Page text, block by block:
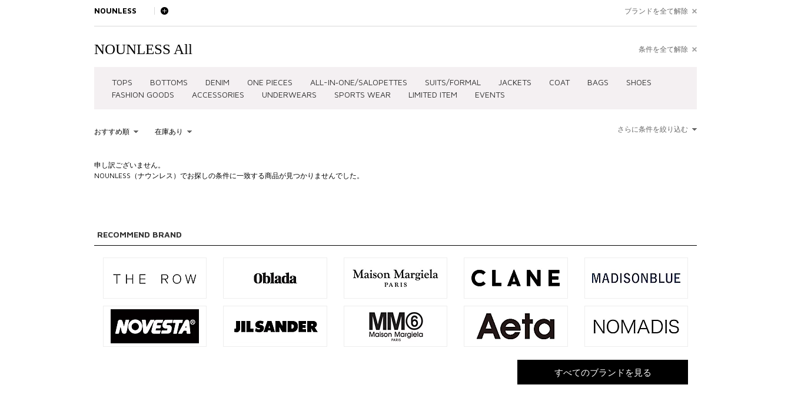
NOUNLESS ブランドを全て解除
NOUNLESS All 条件を全て解除
TOPS BOTTOMS DENIM ONE PIECES ALL-IN‐ONE/SALOPETTES SUITS/FORMAL JACKETS COAT BAGS
SHOES
FASHION GOODS
ACCESSORIES UNDERWEARS SPORTS WEAR LIMITED ITEM EVENTS
おすすめ順 在庫あり さらに条件を絞り込む
KEYWORD
を含む
販売タイプ
再入荷
～XS
フリー
25
26
26.5
27.5
28～
申し訳ございません。
NOUNLESS（ナウンレス）でお探しの条件に一致する商品が見つかりませんでした。
RECOMMEND BRAND
すべてのブランドを見る